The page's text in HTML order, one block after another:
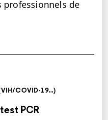
professionnels de
COVID-19...)
PCR